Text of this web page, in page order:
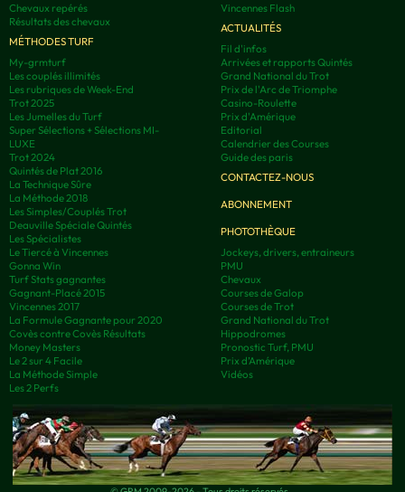
Chevaux repérés
Résultats des chevaux
MÉTHODES TURF
My-grmturf
Les couplés illimités
Les rubriques de Week-End
Trot 2025
Les Jumelles du Turf
Super Sélections + Sélections MI-
LUXE
Trot 2024
Quintés de Plat 2016
La Technique Sûre
La Méthode 2018
Les Simples/Couplés Trot
Deauville Spéciale Quintés
Les Spécialistes
Le Tiercé à Vincennes
Gonna Win
Turf Stats gagnantes
Gagnant-Placé 2015
Vincennes 2017
La Formule Gagnante pour 2020
Covès contre Covès Résultats
Money Masters
Le 2 sur 4 Facile
La Méthode Simple
Les 2 Perfs
Vincennes Flash
ACTUALITÉS
Fil d'infos
Arrivées et rapports Quintés
Grand National du Trot
Prix de l'Arc de Triomphe
Casino-Roulette
Prix d'Amérique
Editorial
Calendrier des Courses
Guide des paris
CONTACTEZ-NOUS
ABONNEMENT
PHOTOTHÈQUE
Jockeys, drivers, entraineurs
PMU
Chevaux
Courses de Galop
Courses de Trot
Grand National du Trot
Hippodromes
Pronostic Turf, PMU
Prix d’Amérique
Vidéos